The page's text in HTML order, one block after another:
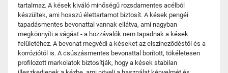
tartalmaz. A kések kiváló minőségű rozsdamentes acélból
készültek, ami hosszú élettartamot biztosít. A kések pengéi
tapadásmentes bevonattal vannak ellátva, ami nagyban
megkönnyíti a vágást - a hozzávalók nem tapadnak a kések
felületéhez. A bevonat megvédi a késeket az elszíneződéstől és a
korróziótól is. A csúszásmentes bevonattal borított, tökéletesen
profilozott markolatok biztosítják, hogy a kések stabilan